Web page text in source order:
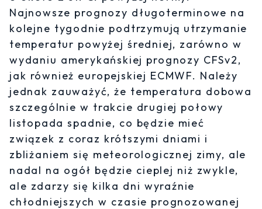
Najnowsze prognozy długoterminowe na
kolejne tygodnie podtrzymują utrzymanie
temperatur powyżej średniej, zarówno w
wydaniu amerykańskiej prognozy CFSv2,
jak również europejskiej ECMWF. Należy
jednak zauważyć, że temperatura dobowa
szczególnie w trakcie drugiej połowy
listopada spadnie, co będzie mieć
związek z coraz krótszymi dniami i
zbliżaniem się meteorologicznej zimy, ale
nadal na ogół będzie cieplej niż zwykle,
ale zdarzy się kilka dni wyraźnie
chłodniejszych w czasie prognozowanej